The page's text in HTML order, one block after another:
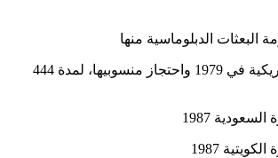
اﻟﺒﻌﺜﺎت اﻟﺪﺑﻠﻮﻣﺎﺳﯿﺔ ﻣﻨﮭﺎ
اﻗﺘﺤﺎم اﻟﺴﻔﺎرة اﻷﻣﺮﯾﻜﯿﺔ ﻓﻲ 1979 واﺣﺘﺠﺎز ﻣﻨﺴﻮﺑﯿﮭﺎ، ﻟﻤﺪة 444
1987
1987